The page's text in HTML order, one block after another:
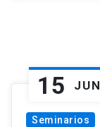
15 JUN
Seminarios